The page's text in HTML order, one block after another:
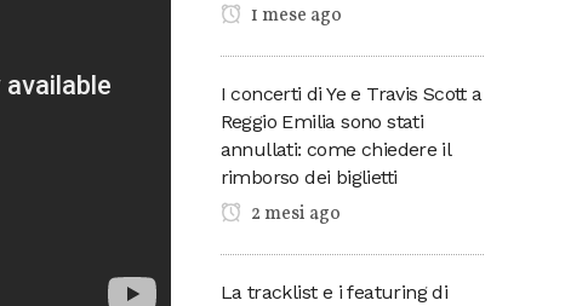
1 mese ago
I concerti di Ye e Travis Scott a
Reggio Emilia sono stati
annullati: come chiedere il
rimborso dei biglietti
2 mesi ago
La tracklist e i featuring di